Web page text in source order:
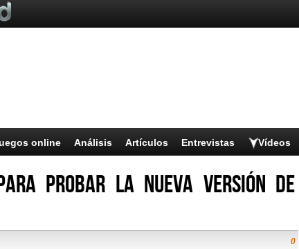
online Análisis Artículos Entrevistas Vídeos
probar la nueva versión de
0